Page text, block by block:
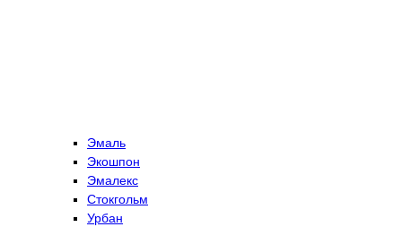
Эмаль
Экошпон
Эмалекс
Стокгольм
Урбан